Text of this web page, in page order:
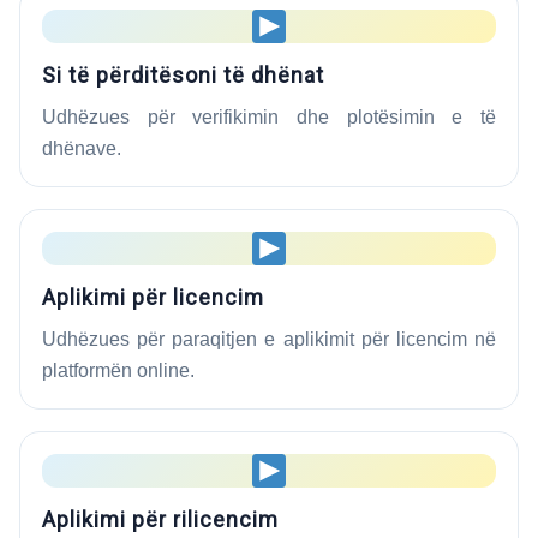
Si të përditësoni të dhënat
Udhëzues për verifikimin dhe plotësimin e të
dhënave.
Aplikimi për licencim
Udhëzues për paraqitjen e aplikimit për licencim në
platformën online.
Aplikimi për rilicencim